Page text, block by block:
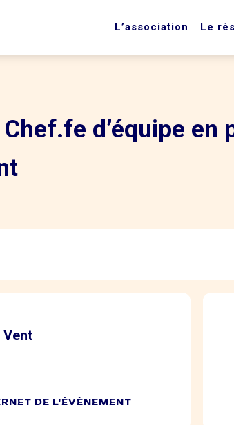
L’association Le
d’équipe
Vent
DE L'ÉVÈNEMENT